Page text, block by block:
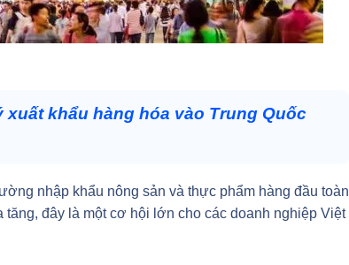
khẩu hàng hóa vào Trung Quốc
nhập khẩu nông sản và thực phẩm hàng đầu toàn
đây là một cơ hội lớn cho các doanh nghiệp Việt